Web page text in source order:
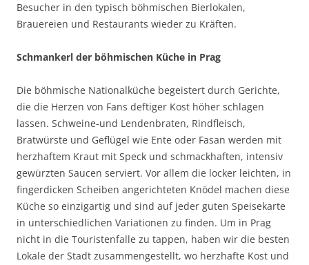
Besucher in den typisch böhmischen Bierlokalen,
Brauereien und Restaurants wieder zu Kräften.
Schmankerl der böhmischen Küche in Prag
Die böhmische Nationalküche begeistert durch Gerichte,
die die Herzen von Fans deftiger Kost höher schlagen
lassen. Schweine-und Lendenbraten, Rindfleisch,
Bratwürste und Geflügel wie Ente oder Fasan werden mit
herzhaftem Kraut mit Speck und schmackhaften, intensiv
gewürzten Saucen serviert. Vor allem die locker leichten, in
fingerdicken Scheiben angerichteten Knödel machen diese
Küche so einzigartig und sind auf jeder guten Speisekarte
in unterschiedlichen Variationen zu finden. Um in Prag
nicht in die Touristenfalle zu tappen, haben wir die besten
Lokale der Stadt zusammengestellt, wo herzhafte Kost und